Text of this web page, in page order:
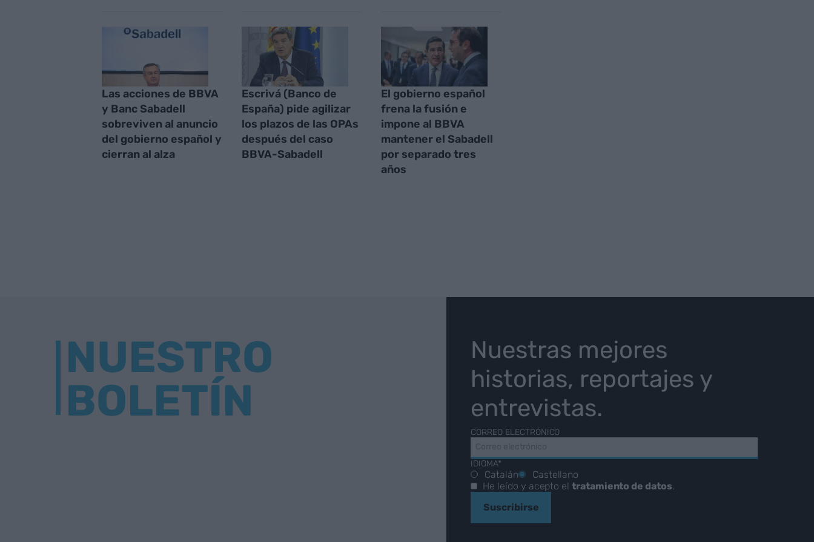
Las acciones de BBVA
y Banc Sabadell
sobreviven al anuncio
del gobierno español y
cierran al alza
Escrivá (Banco de
España) pide agilizar
los plazos de las OPAs
después del caso
BBVA-Sabadell
El gobierno español
frena la fusión e
impone al BBVA
mantener el Sabadell
por separado tres
años
NUESTRO
BOLETÍN
Nuestras mejores
historias, reportajes y
entrevistas.
CORREO ELECTRÓNICO
IDIOMA*
Catalán
Castellano
He leído y acepto eltratamiento de datos.
Suscribirse